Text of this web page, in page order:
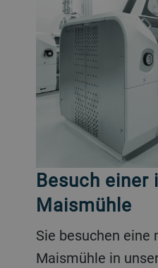
Besuch
Maismühle
Sie besuchen eine moderne Schweizer
Maismühle in